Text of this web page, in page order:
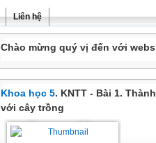
Liên hệ
Chào mừng quý vị đến với
Khoa học 5. KNTT - Bài 1.
với cây trồng